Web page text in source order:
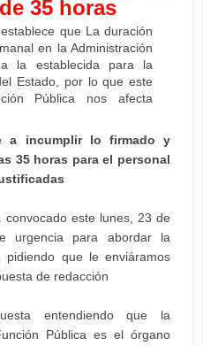
35 horas
que La duración
en la Administración
la establecida para la
Estado, por lo que este
Pública nos afecta
a incumplir lo firmado y
35 horas para el personal
este lunes, 23 de
urgencia para abordar la
que le enviáramos
de redacción
entendiendo que la
Pública es el órgano